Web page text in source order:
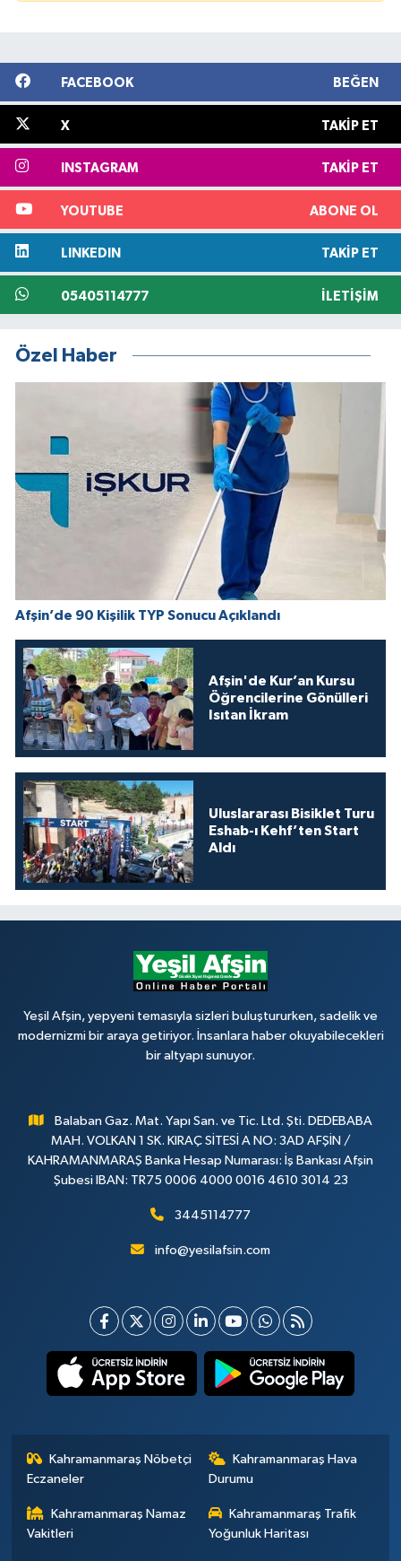
FACEBOOK BEĞEN
X TAKIP ET
INSTAGRAM TAKIP ET
YOUTUBE ABONE OL
LINKEDIN TAKIP ET
05405114777 İLETIŞIM
Özel Haber
Afşin’de 90 Kişilik TYP Sonucu Açıklandı
Afşin'de Kur’an Kursu
Öğrencilerine Gönülleri
Isıtan İkram
Uluslararası Bisiklet Turu
Eshab-ı Kehf’ten Start
Aldı
Yeşil Afşin, yepyeni temasıyla sizleri buluştururken, sadelik ve
modernizmi bir araya getiriyor. İnsanlara haber okuyabilecekleri
bir altyapı sunuyor.
Balaban Gaz. Mat. Yapı San. ve Tic. Ltd. Şti. DEDEBABA
MAH. VOLKAN 1 SK. KIRAÇ SİTESİ A NO: 3AD AFŞİN /
KAHRAMANMARAŞ Banka Hesap Numarası: İş Bankası Afşin
Şubesi IBAN: TR75 0006 4000 0016 4610 3014 23
3445114777
info@yesilafsin.com
Kahramanmaraş Nöbetçi
Eczaneler
Kahramanmaraş Hava
Durumu
Kahramanmaraş Namaz
Vakitleri
Kahramanmaraş Trafik
Yoğunluk Haritası